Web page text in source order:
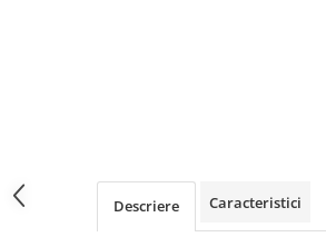
Descriere Caracteristici